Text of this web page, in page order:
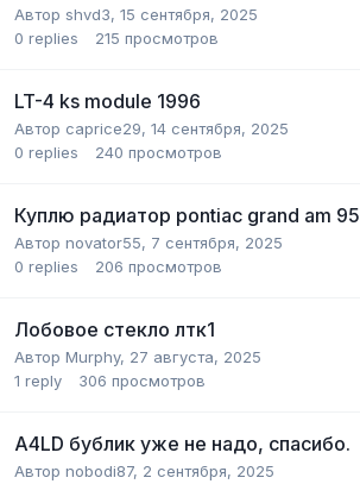
Автор shvd3, 15 сентября, 2025
0 replies 215 просмотров
LT-4 ks module 1996
Автор caprice29, 14 сентября, 2025
0 replies 240 просмотров
Куплю радиатор pontiac grand am 95
Автор novator55, 7 сентября, 2025
0 replies 206 просмотров
Лобовое стекло лтк1
Автор Murphy, 27 августа, 2025
1 reply 306 просмотров
A4LD бублик уже не надо, спасибо.
Автор nobodi87, 2 сентября, 2025